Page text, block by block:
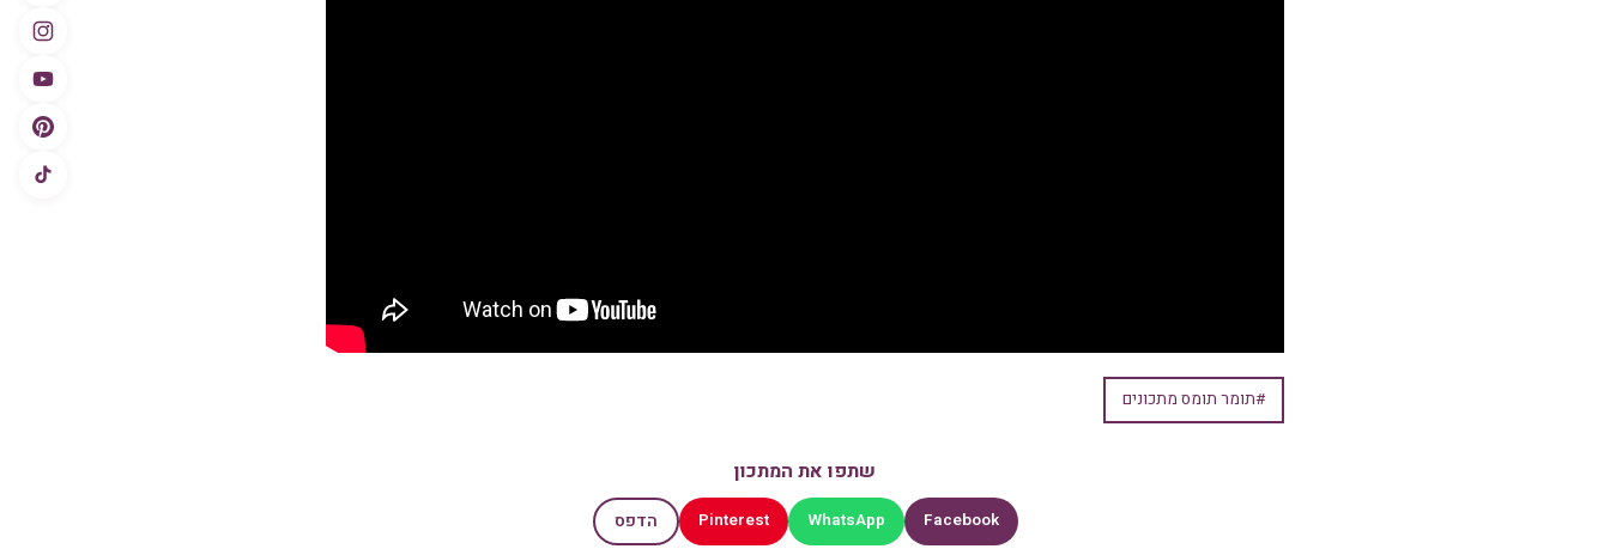
#תומר תומס מתכונים
שתפו את המתכון
Facebook
WhatsApp
Pinterest הדפס